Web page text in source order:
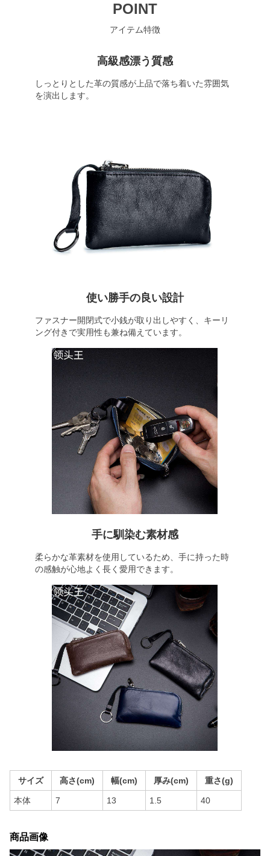
POINT
アイテム特徴
高級感漂う質感
しっとりとした革の質感が上品で落ち着いた雰囲気
を演出します。
使い勝手の良い設計
ファスナー開閉式で小銭が取り出しやすく、キーリ
ング付きで実用性も兼ね備えています。
手に馴染む素材感
柔らかな革素材を使用しているため、手に持った時
の感触が心地よく長く愛用できます。
サイズ 高さ(cm) 幅(cm) 厚み(cm) 重さ(g)
本体 7 13 1.5 40
商品画像